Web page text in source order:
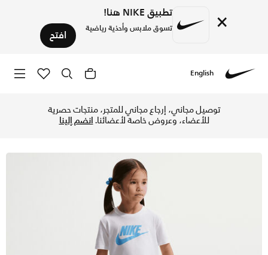
× تطبيق NIKE هنا!
تسوق ملابس وأحذية رياضية افتح
English
توصيل مجاني، إرجاع مجاني للمتجر، منتجات حصرية
للأعضاء، وعروض خاصة لأعضائنا.انضم إلينا